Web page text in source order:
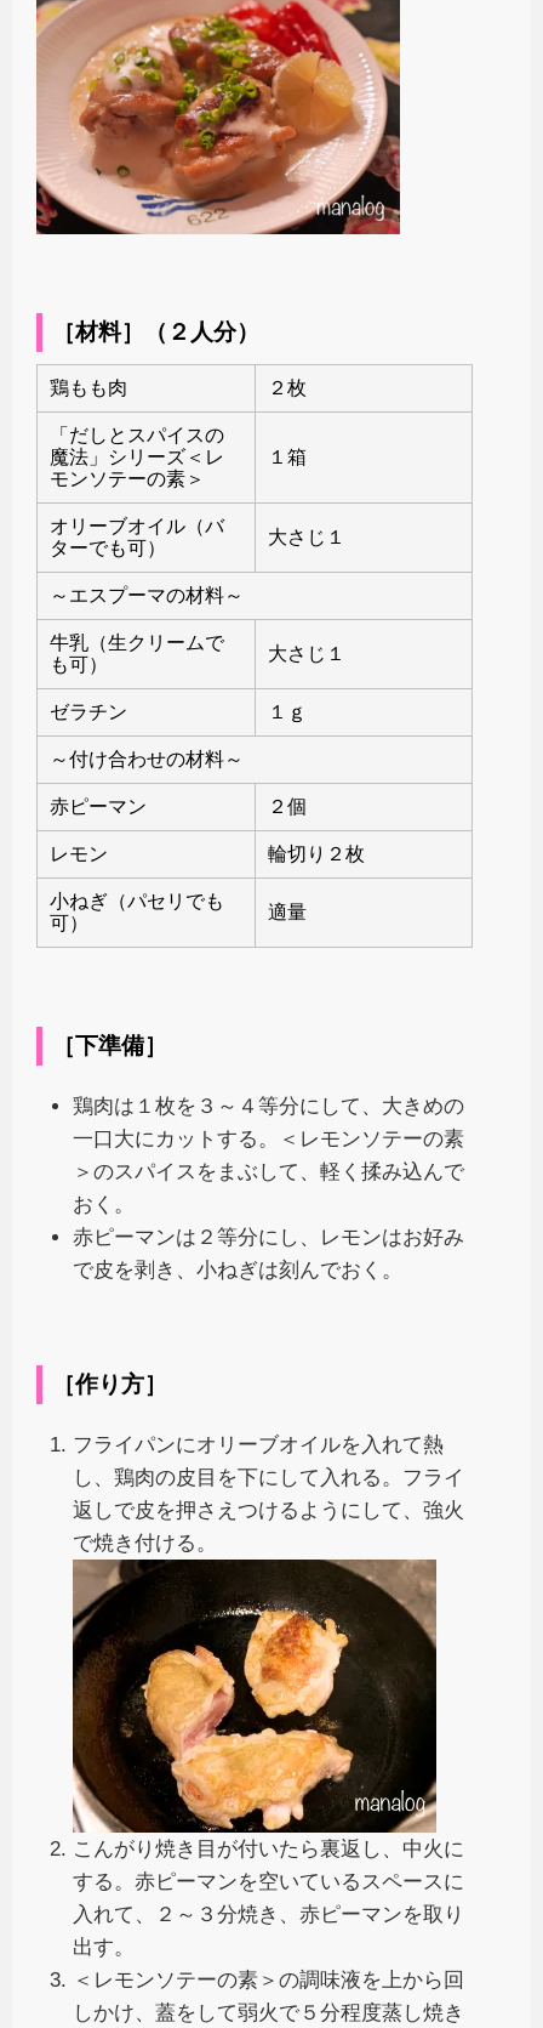
［材料］（２人分）
鶏もも肉 ２枚
「だしとスパイスの
魔法」シリーズ＜レ
モンソテーの素＞
１箱
オリーブオイル（バ
ターでも可）
大さじ１
～エスプーマの材料～
牛乳（生クリームで
も可）
大さじ１
ゼラチン １ｇ
～付け合わせの材料～
赤ピーマン ２個
レモン 輪切り２枚
小ねぎ（パセリでも
可）
適量
［下準備］
鶏肉は１枚を３～４等分にして、大きめの
一口大にカットする。＜レモンソテーの素
＞のスパイスをまぶして、軽く揉み込んで
おく。
赤ピーマンは２等分にし、レモンはお好み
で皮を剥き、小ねぎは刻んでおく。
［作り方］
フライパンにオリーブオイルを入れて熱
し、鶏肉の皮目を下にして入れる。フライ
返しで皮を押さえつけるようにして、強火
で焼き付ける。
こんがり焼き目が付いたら裏返し、中火に
する。赤ピーマンを空いているスペースに
入れて、２～３分焼き、赤ピーマンを取り
出す。
＜レモンソテーの素＞の調味液を上から回
しかけ、蓋をして弱火で５分程度蒸し焼き